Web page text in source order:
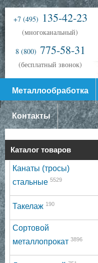
+7 (495) 135-42-23
(многоканальный)
8 (800) 775-58-31
(бесплатный звонок)
Металлообработка
Контакты
Каталог товаров
Канаты (тросы)
стальные 5529
Такелаж 190
Сортовой
металлопрокат 3896